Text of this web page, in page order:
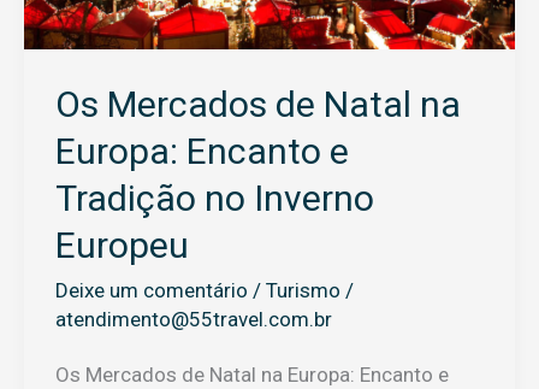
Os Mercados de Natal na
Europa: Encanto e
Tradição no Inverno
Europeu
Deixe um comentário / Turismo /
atendimento@55travel.com.br
Os Mercados de Natal na Europa: Encanto e